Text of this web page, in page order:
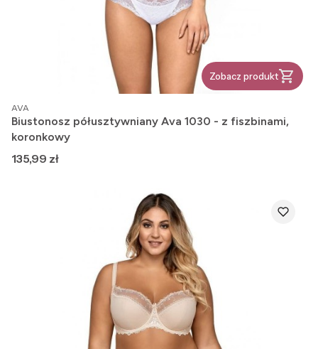
Zobacz produkt
PRODUCENT
AVA
Biustonosz półusztywniany Ava 1030 - z fiszbinami,
koronkowy
Cena
135,99 zł